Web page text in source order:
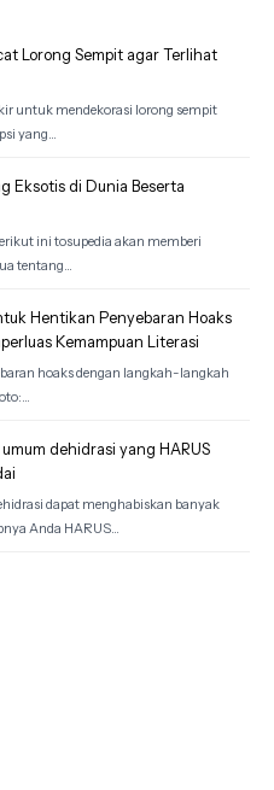
Lorong Sempit agar Terlihat
untuk mendekorasi lorong sempit
yang…
Eksotis di Dunia Beserta
ini tosupedia akan memberi
tentang…
Hentikan Penyebaran Hoaks
Kemampuan Literasi
hoaks dengan langkah-langkah
dehidrasi yang HARUS
dapat menghabiskan banyak
Anda HARUS…